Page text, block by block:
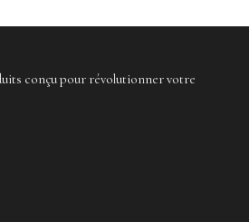
conçu pour révolutionner votre